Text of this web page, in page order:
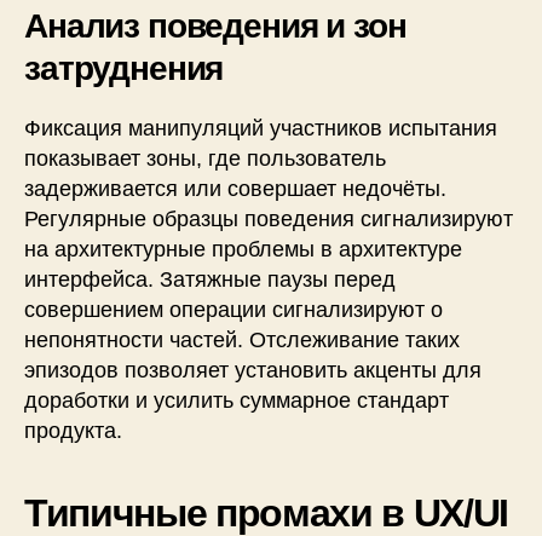
Анализ поведения и зон
затруднения
Фиксация манипуляций участников испытания
показывает зоны, где пользователь
задерживается или совершает недочёты.
Регулярные образцы поведения сигнализируют
на архитектурные проблемы в архитектуре
интерфейса. Затяжные паузы перед
совершением операции сигнализируют о
непонятности частей. Отслеживание таких
эпизодов позволяет установить акценты для
доработки и усилить суммарное стандарт
продукта.
Типичные промахи в UX/UI